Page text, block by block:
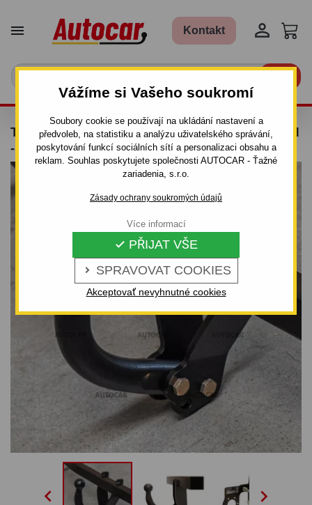
Vážíme si Vašeho soukromí
Soubory cookie se používají na ukládání nastavení a
předvoleb, na statistiku a analýzu uživatelského správání,
poskytování funkcí sociálních sítí a personalizaci obsahu a
reklam. Souhlas poskytujete společnosti AUTOCAR - Ťažné
zariadenia, s.r.o.
Zásady ochrany soukromých údajů
 SPRAVOVAT COOKIES
 PŘIJAT VŠE
Akceptovať nevyhnutné cookies
Více informací
 Kontakt 
TAŽNÉ ZAŘÍZENÍ PRO MAZDA 5 - CR19 - VAN
- ŠROUBOVÝ SYSTÉM
 